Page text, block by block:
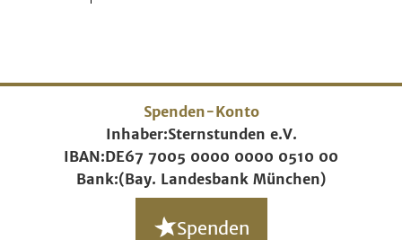
Spenden-Konto
Inhaber:Sternstunden e.V.
IBAN:DE67 7005 0000 0000 0510 00
Bank:(Bay. Landesbank München)
Spenden